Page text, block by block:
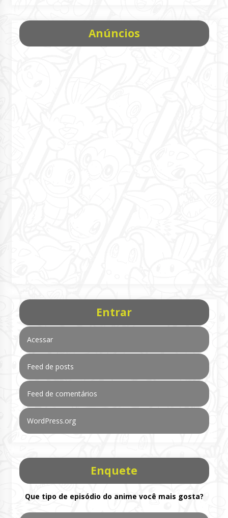
Anúncios
Entrar
Acessar
Feed de posts
Feed de comentários
WordPress.org
Enquete
Que tipo de episódio do anime você mais gosta?